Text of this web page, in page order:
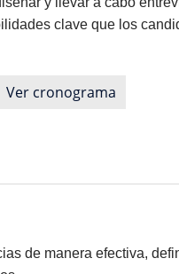
clave que los
Ver cronograma
de manera efectiva,